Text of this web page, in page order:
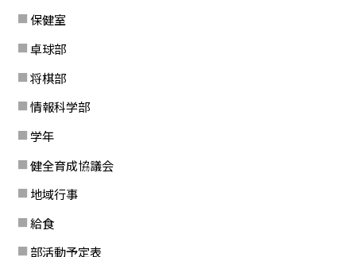
保健室
卓球部
将棋部
情報科学部
学年
健全育成協議会
地域行事
給食
部活動予定表